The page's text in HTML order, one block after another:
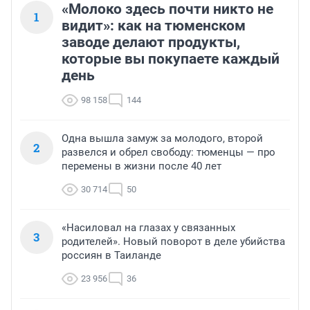
1
«Молоко здесь почти никто не
видит»: как на тюменском
заводе делают продукты,
которые вы покупаете каждый
день
98 158 144
2
Одна вышла замуж за молодого, второй
развелся и обрел свободу: тюменцы — про
перемены в жизни после 40 лет
30 714 50
3
«Насиловал на глазах у связанных
родителей». Новый поворот в деле убийства
россиян в Таиланде
23 956 36